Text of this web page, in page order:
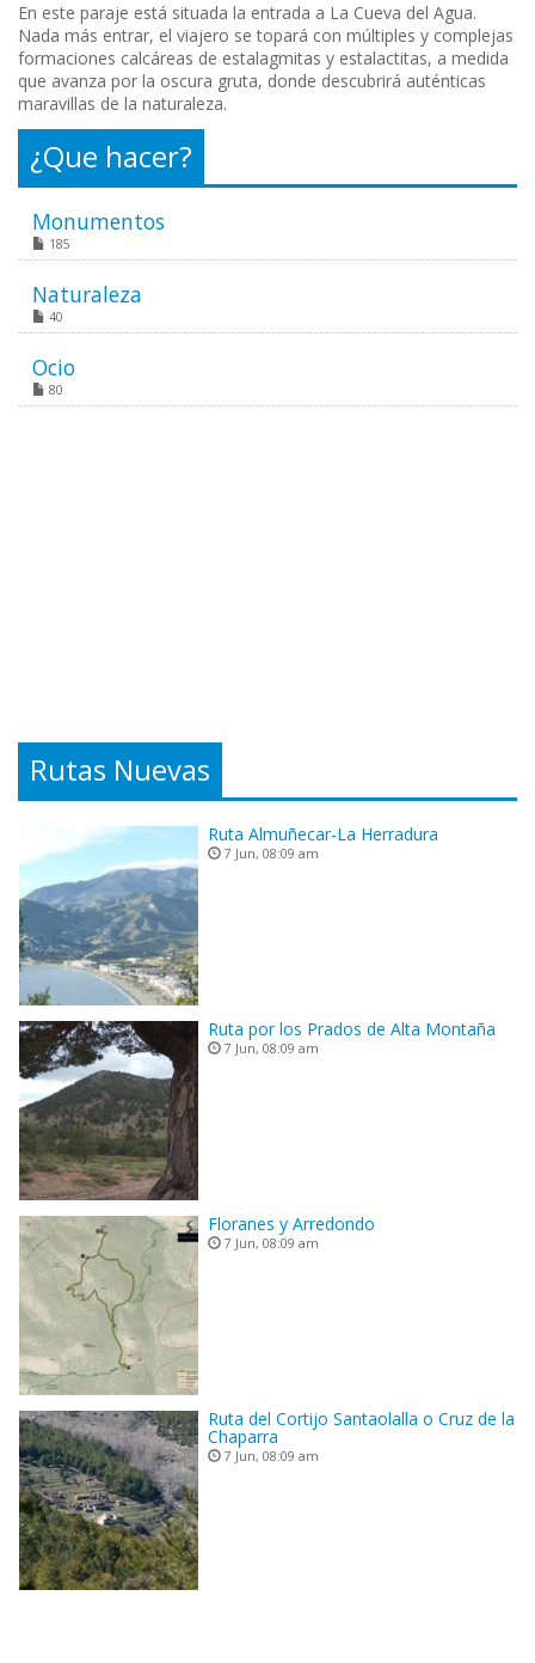
En este paraje está situada la entrada a La Cueva del Agua.
Nada más entrar, el viajero se topará con múltiples y complejas
formaciones calcáreas de estalagmitas y estalactitas, a medida
que avanza por la oscura gruta, donde descubrirá auténticas
maravillas de la naturaleza.
¿Que hacer?
Monumentos
185
Naturaleza
40
Ocio
80
Rutas Nuevas
Ruta Almuñecar-La Herradura
7 Jun, 08:09 am
Ruta por los Prados de Alta Montaña
7 Jun, 08:09 am
Floranes y Arredondo
7 Jun, 08:09 am
Ruta del Cortijo Santaolalla o Cruz de la
Chaparra
7 Jun, 08:09 am